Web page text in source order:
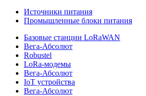
Источники питания
Промышленные блоки питания
Базовые станции LoRaWAN
Вега-Абсолют
Robustel
LoRa-модемы
Вега-Абсолют
IoT устройства
Вега-Абсолют